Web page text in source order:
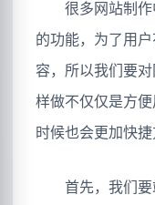
很多网站制作
的功能，为了用
容，所以我们要
样做不仅仅是方
时候也会更加快捷
首先，我们要